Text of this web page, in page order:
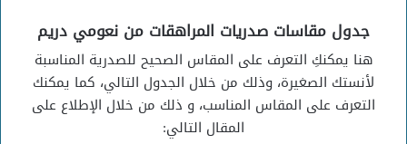
جدول مقاسات صدريات المراهقات من نعومي دريم
هنا يمكنكِ التعرف على المقاس الصحيح للصدرية المناسبة
لأنستك الصغيرة، وذلك من خلال الجدول التالي، كما يمكنك
التعرف على المقاس المناسب، و ذلك من خلال الإطلاع على
المقال التالي: